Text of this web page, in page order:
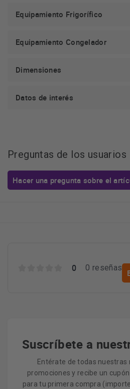
Equipamiento Frigorífico
Equipamiento Congelador
Dimensiones
Datos de interés
Preguntas de los usuarios
Hacer una pregunta sobre el
0 0 reseñas
Suscríbete a
Entérate de todas nuestras
promociones y recibe un
para tu primera compra